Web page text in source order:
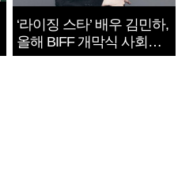
‘라이징 스타’ 배우 김민하,
올해 BIFF 개막식 사회자
확정